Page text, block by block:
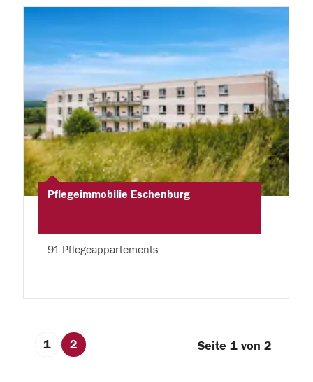
Pflegeimmobilie Eschenburg
91 Pflegeappartements
Seite 1 von 2
1 2